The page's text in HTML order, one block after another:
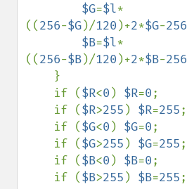
$G=$l*
((256-$G)/120 )+2*$G-256
$B=$l*
((256-$B)/120 )+2*$B-256
    if (
$R<0 ) $R=0;
    if (
$R>255 ) $R=255;
    if (
$G<0 ) $G=0;
    if (
$G>255 ) $G=255;
    if (
$B<0 ) $B=0;
    if (
$B>255 ) $B=255;